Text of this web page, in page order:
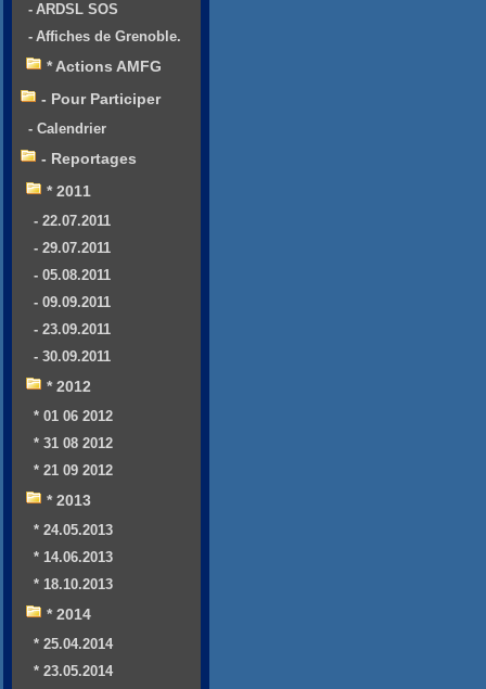
- ARDSL SOS
- Affiches de Grenoble.
* Actions AMFG
- Pour Participer
- Calendrier
- Reportages
* 2011
- 22.07.2011
- 29.07.2011
- 05.08.2011
- 09.09.2011
- 23.09.2011
- 30.09.2011
* 2012
* 01 06 2012
* 31 08 2012
* 21 09 2012
* 2013
* 24.05.2013
* 14.06.2013
* 18.10.2013
* 2014
* 25.04.2014
* 23.05.2014